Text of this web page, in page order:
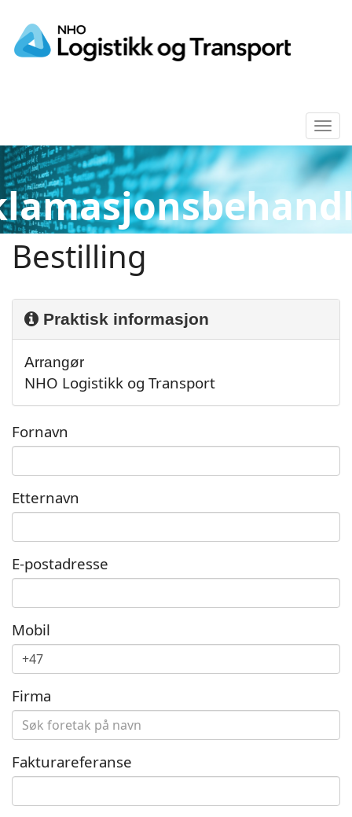
Bestilling
Praktisk informasjon
Arrangør
NHO Logistikk og Transport
Fornavn
Etternavn
E-postadresse
Mobil
Firma
Fakturareferanse